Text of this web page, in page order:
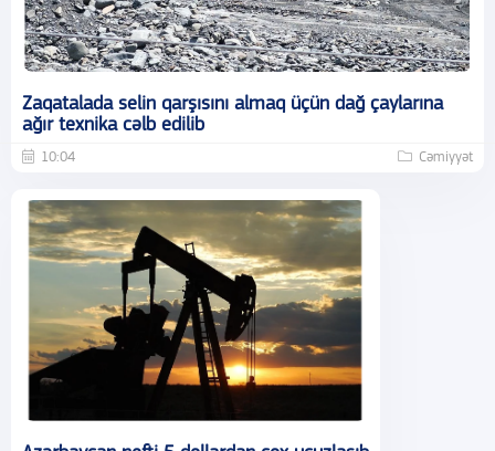
Zaqatalada selin qarşısını almaq üçün dağ çaylarına
ağır texnika cəlb edilib
10:04 Cəmiyyət